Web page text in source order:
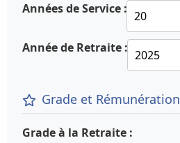
Années de Service :
Année de Retraite :
Grade et Rémunération
Grade à la Retraite :